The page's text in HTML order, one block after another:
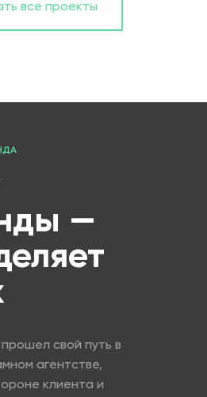
все проекты
—
свой путь в
агентстве,
клиента и